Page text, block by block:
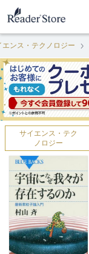
エンス・テクノロジー
サイエンス・テク
ノロジー